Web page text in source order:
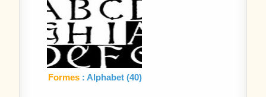
Formes : Alphabet (40)